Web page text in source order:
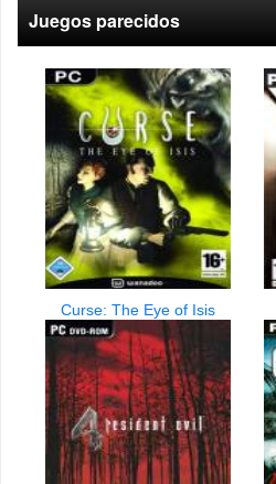
Juegos parecidos
Curse: The Eye of Isis